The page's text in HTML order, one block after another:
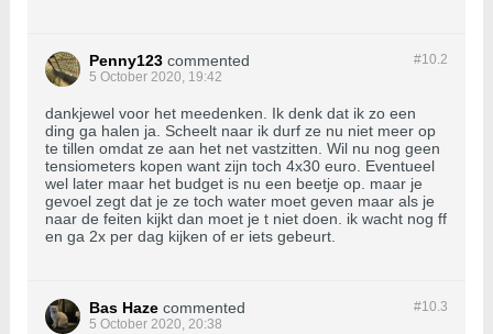
#10.2
Penny123 commented
5 October 2020, 19:42
dankjewel voor het meedenken. Ik denk dat ik zo een
ding ga halen ja. Scheelt naar ik durf ze nu niet meer op
te tillen omdat ze aan het net vastzitten. Wil nu nog geen
tensiometers kopen want zijn toch 4x30 euro. Eventueel
wel later maar het budget is nu een beetje op. maar je
gevoel zegt dat je ze toch water moet geven maar als je
naar de feiten kijkt dan moet je t niet doen. ik wacht nog ff
en ga 2x per dag kijken of er iets gebeurt.
#10.3
Bas Haze commented
5 October 2020, 20:38